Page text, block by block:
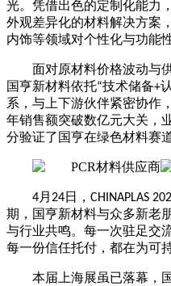
光。凭借出色的定制化能力
外观差异化的材料解决方案
内饰等领域对个性化与功能
面对原材料价格波动与
国亨新材料依托“技术储备+
系，与上下游伙伴紧密协作
年销售额突破数亿元大关，
分验证了国亨在绿色材料赛
4月 24日， CHINAPLAS
期，国亨新材料与众多新老
与行业共鸣。每一次驻足交
每一份信任托付，都在为可
本届上海展虽已落幕，